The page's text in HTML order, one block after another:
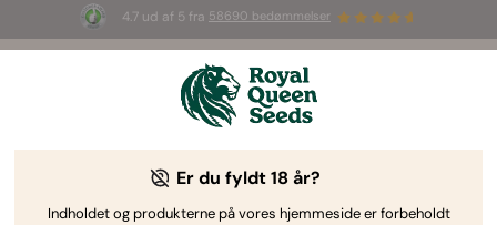
4.7 ud af 5 fra 58690 bedømmelser
ummer Sales
: Op til 50 % rabat
på udvalgte produkter! ⏤
Dyrkningsvejledning til cannabis af Royal Queen Seeds
Er du fyldt 18 år?
Indholdet og produkterne på vores hjemmeside er forbeholdt